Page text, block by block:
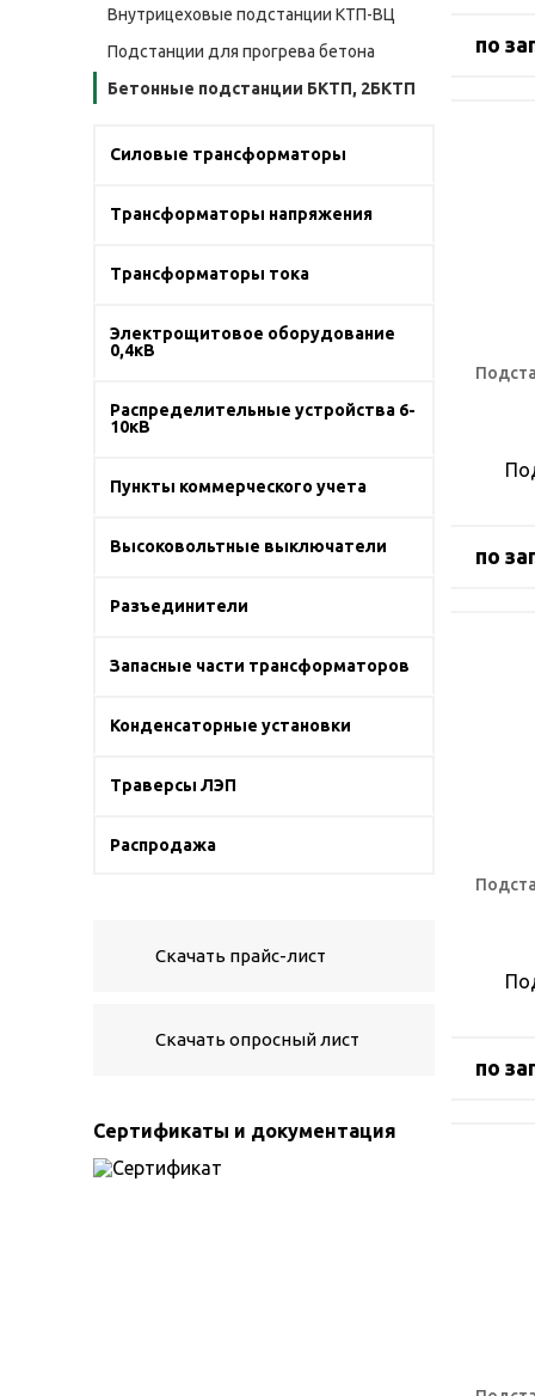
Внутрицеховые подстанции КТП-ВЦ
Подстанции для прогрева бетона
Бетонные подстанции БКТП, 2БКТП
Силовые трансформаторы
Трансформаторы напряжения
Трансформаторы тока
Электрощитовое оборудование
0,4кВ
Распределительные устройства 6-
10кВ
Пункты коммерческого учета
Высоковольтные выключатели
Разъединители
Запасные части трансформаторов
Конденсаторные установки
Траверсы ЛЭП
Распродажа
Скачать прайс-лист
Скачать опросный лист
Сертификаты и документация
по
по
по